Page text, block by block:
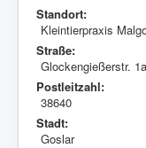
Standort:
Kleintierpraxis
Straße:
Glockengießerstr. 1a
Postleitzahl:
38640
Stadt:
Goslar